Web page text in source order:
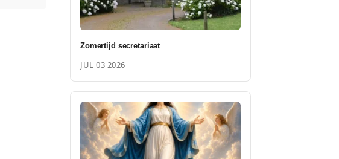
Zomertijd secretariaat
JUL 03 2026